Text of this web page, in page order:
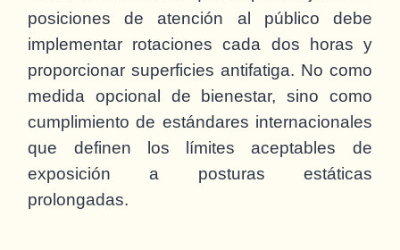
posiciones de atención al público debe
implementar rotaciones cada dos horas y
proporcionar superficies antifatiga. No como
medida opcional de bienestar, sino como
cumplimiento de estándares internacionales
que definen los límites aceptables de
exposición a posturas estáticas
prolongadas.